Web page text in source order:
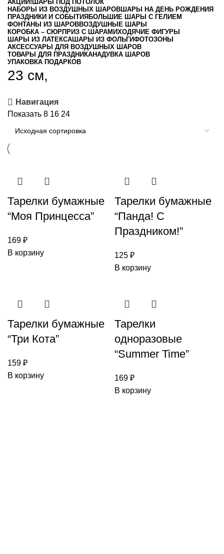
АКЦИИ! ШАРЫ ПОД ПОТОЛОК
НАБОРЫ ИЗ ВОЗДУШНЫХ ШАРОВШАРЫ НА ДЕНЬ РОЖДЕНИЯ
ПРАЗДНИКИ И СОБЫТИЯ БОЛЬШИЕ ШАРЫ С ГЕЛИЕМ
ФОНТАНЫ ИЗ ШАРОВВОЗДУШНЫЕ ШАРЫ
КОРОБКА – СЮРПРИЗ С ШАРАМИХОДЯЧИЕ ФИГУРЫ
ШАРЫ ИЗ ЛАТЕКСАШАРЫ ИЗ ФОЛЬГИФОТОЗОНЫ
АКСЕССУАРЫ ДЛЯ ВОЗДУШНЫХ ШАРОВ
ТОВАРЫ ДЛЯ ПРАЗДНИКАНАДУВКА ШАРОВ
УПАКОВКА ПОДАРКОВ
23 см,
Навигация
Показать 8 16 24
Тарелки бумажные
“Моя Принцесса”
169 ₽
В корзину
Тарелки бумажные
“Панда! С
Праздником!”
125 ₽
В корзину
Тарелки бумажные
“Три Кота”
159 ₽
В корзину
Тарелки
одноразовые
“Summer Time”
169 ₽
В корзину